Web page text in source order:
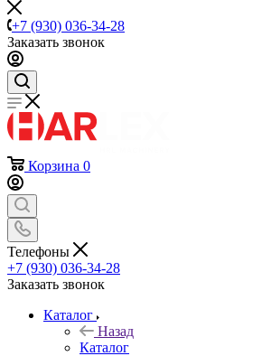
+7 (930) 036-34-28
Заказать звонок
Корзина 0
Телефоны
+7 (930) 036-34-28
Заказать звонок
Каталог
Назад
Каталог